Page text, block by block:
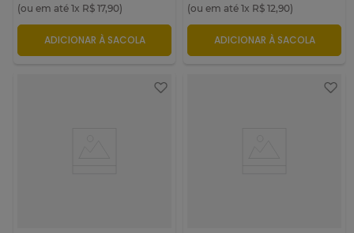
(ou em até 1x R$ 17,90)
ADICIONAR À SACOLA
(ou em até 1x R$ 12,90)
ADICIONAR À SACOLA